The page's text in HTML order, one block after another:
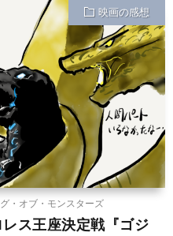
映画の感想
・オブ・モンスターズ
レス王座決定戦『ゴジ